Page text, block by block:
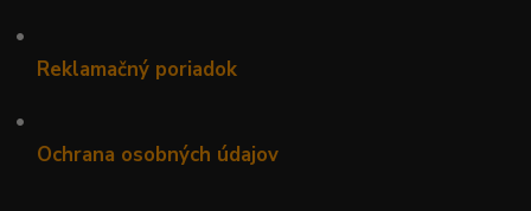
•
Reklamačný poriadok
•
Ochrana osobných údajov